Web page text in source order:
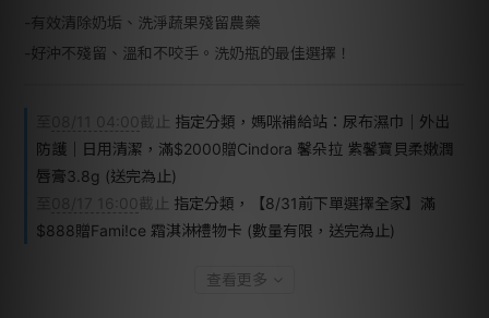
-有效清除奶垢、洗淨蔬果殘留農藥
-好沖不殘留、溫和不咬手。洗奶瓶的最佳選擇！
08/11 04:00截止 指定分類，媽咪補給站：尿布濕巾｜外出
防護｜日用清潔，滿$2000贈Cindora 馨朵拉 紫馨寶貝柔嫩潤
唇膏3.8g (送完為止)
08/17 16:00截止 指定分類，【8/31前下單選擇全家】滿
$888贈Fami!ce 霜淇淋禮物卡 (數量有限，送完為止)
查看更多